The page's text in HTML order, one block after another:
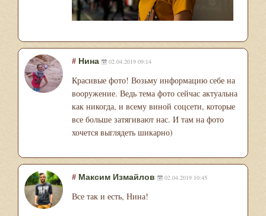
# Нина 02.04.2019 09:14
Красивые фото! Возьму информацию себе на
вооружение. Ведь тема фото сейчас актуальна
как никогда, и всему виной соцсети, которые
все больше затягивают нас. И там на фото
хочется выглядеть шикарно)
# Максим Измайлов 02.04.2019 10:45
Все так и есть, Нина!